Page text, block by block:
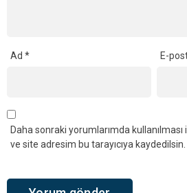
Ad * E-
Daha sonraki yorumlarımda
ve site adresim bu tarayıcıya kaydedilsin.